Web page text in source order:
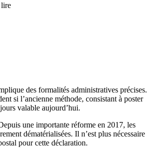
des formalités administratives précises.
si l’ancienne méthode, consistant à poster
valable aujourd’hui.
une importante réforme en 2017, les
dématérialisées. Il n’est plus nécessaire
pour cette déclaration.